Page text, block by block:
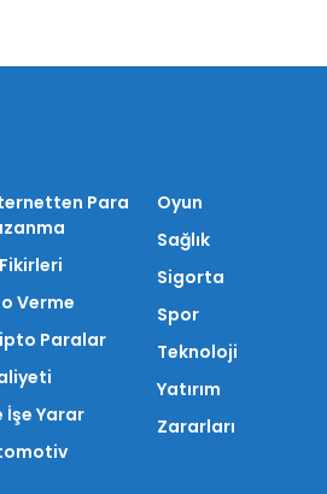
Para
Verme
Paralar
İşe Yarar
Oyun
Sağlık
Sigorta
Spor
Teknoloji
Yatırım
Zararları